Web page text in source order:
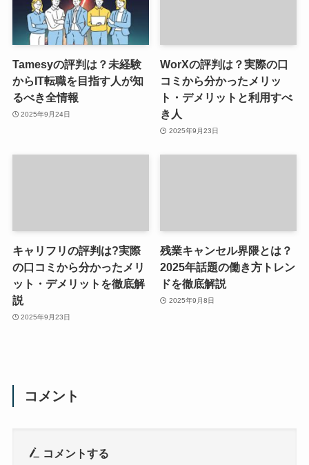
Tamesyの評判は？未経験
からIT転職を目指す人が知
るべき全情報
2025年9月24日
WorXの評判は？実際の口
コミから分かったメリッ
ト・デメリットと利用すべ
き人
2025年9月23日
キャリフリの評判は?実際
の口コミから分かったメリ
ット・デメリットを徹底解
説
2025年9月23日
残業キャンセル界隈とは？
2025年話題の働き方トレン
ドを徹底解説
2025年9月8日
コメント
コメントする